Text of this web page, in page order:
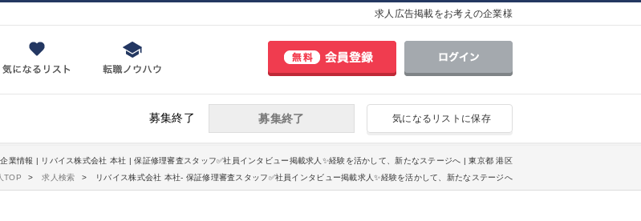
求人広告掲載をお考えの企業様
気になるリストに保存
募集終了
募集終了
企業情報 | リバイス株式会社 本社 | 保証修理審査スタッフ✅社員インタビュー掲載求人✨経験を活かして、新たなステージへ | 東京都 港区
TOP
求人検索 リバイス株式会社 本社- 保証修理審査スタッフ✅社員インタビュー掲載求人✨経験を活かして、新たなステージへ